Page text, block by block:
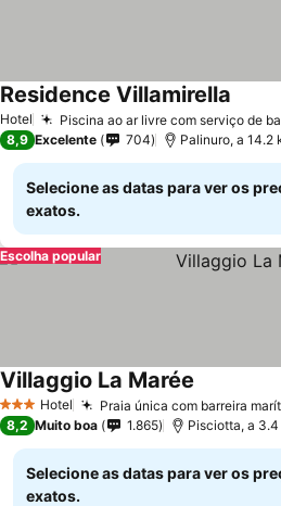
Hotel Piscina ao ar livre com serviço de
Residence Villamirella
8,9 Excelente 704 Palinuro, a 14.2
Selecione as datas para ver os
exatos.
Escolha popular
3 EstrelasHotel Praia única com barreira
Villaggio La Marée
8,2 Muito boa 1.865 Pisciotta, a
Selecione as datas para ver os
exatos.